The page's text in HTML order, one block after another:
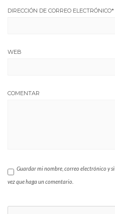
DIRECCIÓN DE CORREO ELECTRÓNICO*
WEB
COMENTAR
Guardar mi nombre, correo electrónico y
vez que haga un comentario.